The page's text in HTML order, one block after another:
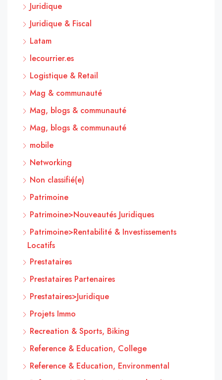
Juridique
Juridique & Fiscal
Latam
lecourrier.es
Logistique & Retail
Mag & communauté
Mag, blogs & communauté
Mag, blogs & communauté
mobile
Networking
Non classifié(e)
Patrimoine
Patrimoine>Nouveautés Juridiques
Patrimoine>Rentabilité & Investissements
Locatifs
Prestataires
Prestataires Partenaires
Prestataires>Juridique
Projets Immo
Recreation & Sports, Biking
Reference & Education, College
Reference & Education, Environmental